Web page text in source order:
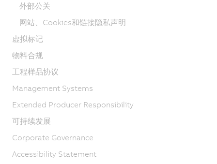
外部公关
网站、Cookies和链接隐私声明
虚拟标记
物料合规
工程样品协议
Management Systems
Extended Producer Responsibility
可持续发展
Corporate Governance
Accessibility Statement